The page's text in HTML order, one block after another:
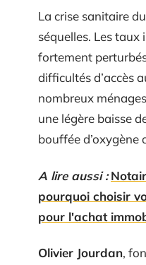
La crise sanitaire
séquelles. Les
fortement
difficultés d’accès
nombreux
une légère baisse
bouffée d’oxygène
A lire aussi :
pourquoi choisir
pour l'achat
Olivier Jourdan,